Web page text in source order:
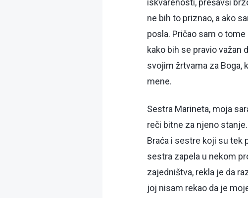
iskvarenosti, prešavši
ne bih to priznao, a ako
posla. Pričao sam o
kako bih se pravio važan
svojim žrtvama za Boga,
mene.
Sestra Marineta, moja
reči bitne za njeno
Braća i sestre koji su tek
sestra zapela u nekom
zajedništva, rekla je da
joj nisam rekao da je